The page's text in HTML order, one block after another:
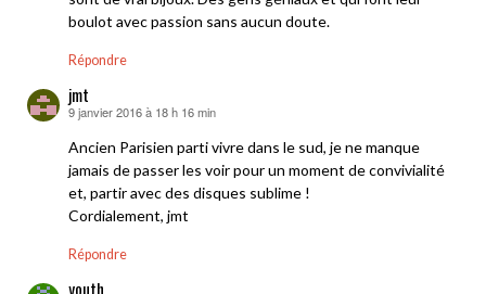
boulot avec passion sans aucun doute.
Répondre
jmt
dit :
9 janvier 2016 à 18 h 16 min
Ancien Parisien parti vivre dans le sud, je ne manque
jamais de passer les voir pour un moment de convivialité
et, partir avec des disques sublime !
Cordialement, jmt
Répondre
youth